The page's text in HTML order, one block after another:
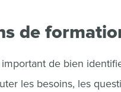
de
de bien
les besoins, les